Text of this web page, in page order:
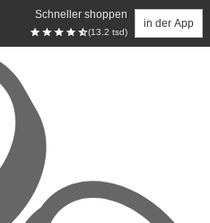
Schneller shoppen
(13.2 tsd)
in der App